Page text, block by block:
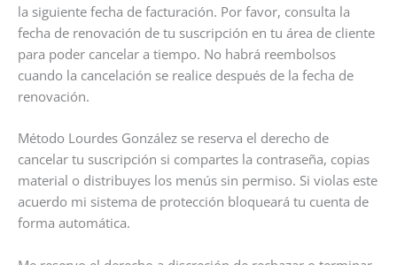
la siguiente fecha de facturación. Por favor, consulta la
fecha de renovación de tu suscripción en tu área de cliente
para poder cancelar a tiempo. No habrá reembolsos
cuando la cancelación se realice después de la fecha de
renovación.
Método Lourdes González se reserva el derecho de
cancelar tu suscripción si compartes la contraseña, copias
material o distribuyes los menús sin permiso. Si violas este
acuerdo mi sistema de protección bloqueará tu cuenta de
forma automática.